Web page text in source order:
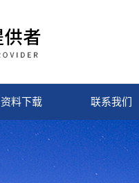
资料下载 联系我们